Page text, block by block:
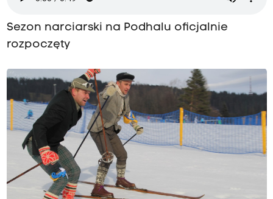
Sezon narciarski na Podhalu oficjalnie
rozpoczęty